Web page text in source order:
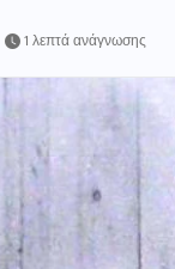
1 λεπτά ανάγνωσης